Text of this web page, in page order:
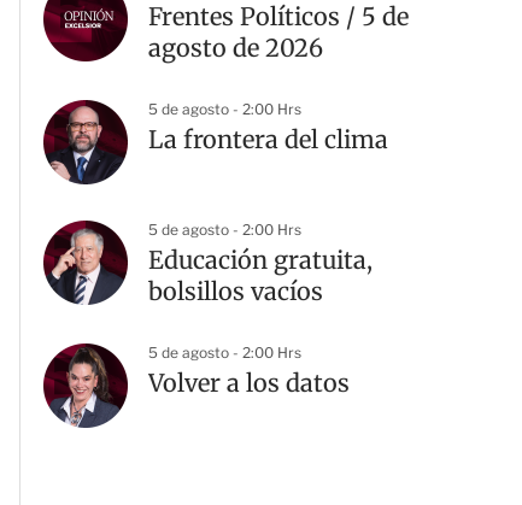
Frentes Políticos / 5 de
agosto de 2026
5 de agosto - 2:00 Hrs
La frontera del clima
5 de agosto - 2:00 Hrs
Educación gratuita,
bolsillos vacíos
5 de agosto - 2:00 Hrs
Volver a los datos